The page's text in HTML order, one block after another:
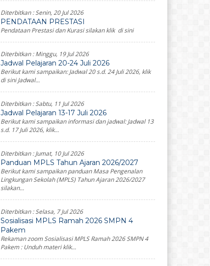
Diterbitkan :Senin, 20 Jul 2026
PENDATAAN PRESTASI
Pendataan Prestasi dan Kurasi silakan klik di sini
Diterbitkan :Minggu, 19 Jul 2026
Jadwal Pelajaran 20-24 Juli 2026
Berikut kami sampaikan: Jadwal 20 s.d. 24 Juli 2026, klik
di sini Jadwal...
Diterbitkan :Sabtu, 11 Jul 2026
Jadwal Pelajaran 13-17 Juli 2026
Berikut kami sampaikan informasi dan jadwal: Jadwal 13
s.d. 17 Juli 2026, klik...
Diterbitkan :Jumat, 10 Jul 2026
Panduan MPLS Tahun Ajaran 2026/2027
Berikut kami sampaikan panduan Masa Pengenalan
Lingkungan Sekolah (MPLS) Tahun Ajaran 2026/2027
silakan...
Diterbitkan :Selasa, 7 Jul 2026
Sosialisasi MPLS Ramah 2026 SMPN 4
Pakem
Rekaman zoom Sosialisasi MPLS Ramah 2026 SMPN 4
Pakem : Unduh materi klik...